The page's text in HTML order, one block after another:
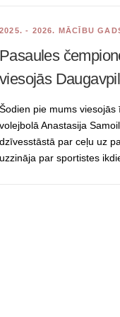
2025. - 2026. MĀCĪBU
Pasaules
viesojās
Šodien pie mums
volejbolā Anastasija
dzīvesstāstā par ceļu uz
uzzināja par sportistes